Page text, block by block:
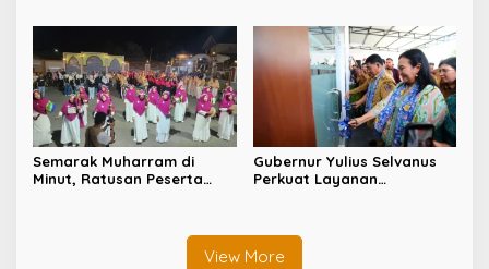
Diskominfosan
Semarak Muharram di
Minut, Ratusan Peserta
Gubernur Yulius Selvanus
Perkuat Layanan
Tipe C
View More